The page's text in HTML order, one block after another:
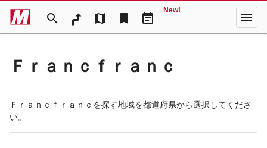
search map bookmark event_note
New! menu
Ｆｒａｎｃｆｒａｎｃ
Ｆｒａｎｃｆｒａｎｃを探す地域を都道府県から選択してくださ
い。